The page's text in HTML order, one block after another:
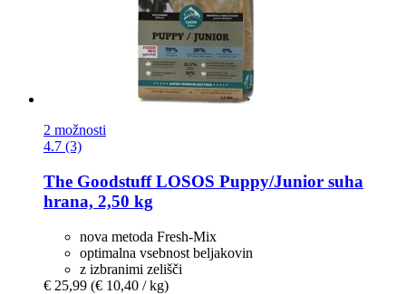
2 možnosti
4.7 (3)
The GoodstuffLOSOS Puppy/Junior suha
hrana, 2,50 kg
nova metoda Fresh-Mix
optimalna vsebnost beljakovin
z izbranimi zelišči
€ 25,99 (€ 10,40 / kg)